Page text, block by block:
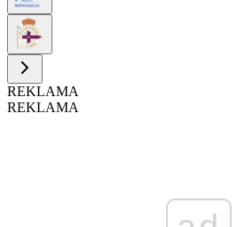
REKLAMA
REKLAMA